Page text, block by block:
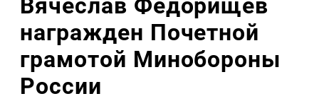
Вячеслав Федорищев
награжден Почетной
грамотой Минобороны
России